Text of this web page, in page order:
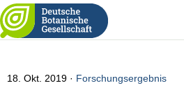
Botanik #42 (2019)
18. Okt. 2019 Forschungsergebnis